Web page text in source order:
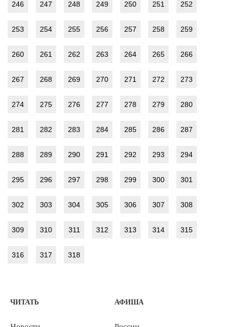
246 247 248 249 250 251 252
253 254 255 256 257 258 259
260 261 262 263 264 265 266
267 268 269 270 271 272 273
274 275 276 277 278 279 280
281 282 283 284 285 286 287
288 289 290 291 292 293 294
295 296 297 298 299 300 301
302 303 304 305 306 307 308
309 310 311 312 313 314 315
316 317 318
ЧИТАТЬ АФИША